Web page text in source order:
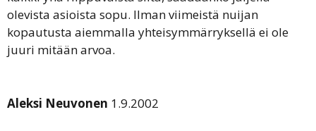
olevista asioista sopu. Ilman viimeistä nuijan
kopautusta aiemmalla yhteisymmärryksellä ei ole
juuri mitään arvoa.
Aleksi Neuvonen 1.9.2002